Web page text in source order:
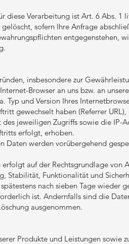
diese Verarbeitung ist Art. 6 Abs. 1
sofern Ihre Anfrage
entgegenstehen,
insbesondere zur
Browser an uns bzw. an
Typ und Version Ihres
gewechselt haben (Referrer
jeweiligen Zugriffs sowie die IP-
erfolgt, erhoben.
Daten werden vorübergehend
erfolgt auf der Rechtsgrundlage von
Stabilität, Funktionalität und
nach sieben Tage wieder
ist. Andernfalls sind die
ausgenommen.
Produkte und Leistungen